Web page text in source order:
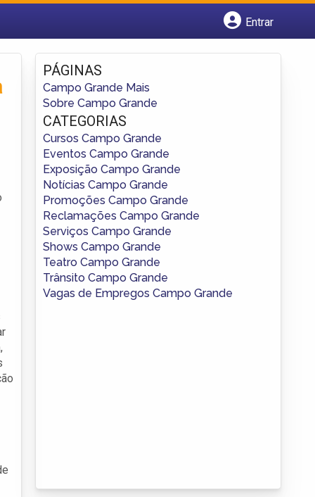
Entrar
Fazer login
Criar conta
PÁGINAS
Campo Grande Mais
Sobre Campo Grande
CATEGORIAS
Cursos Campo Grande
Eventos Campo Grande
Exposição Campo Grande
Notícias Campo Grande
Promoções Campo Grande
Reclamações Campo Grande
Serviços Campo Grande
Shows Campo Grande
Teatro Campo Grande
Trânsito Campo Grande
Vagas de Empregos Campo Grande